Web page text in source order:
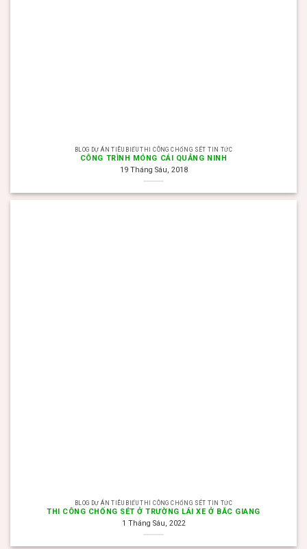
BLOG DỰ ÁN TIÊU BIỂU THI CÔNG CHỐNG SÉT TIN TỨC
CÔNG TRÌNH MÓNG CÁI QUẢNG NINH
19 Tháng Sáu, 2018
BLOG DỰ ÁN TIÊU BIỂU THI CÔNG CHỐNG SÉT TIN TỨC
THI CÔNG CHỐNG SÉT Ở TRƯỜNG LÁI XE Ở BẮC GIANG
1 Tháng Sáu, 2022